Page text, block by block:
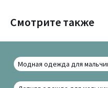
Смотрите также
Модная одежда для